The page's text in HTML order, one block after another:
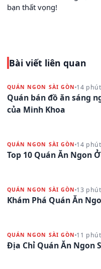
bạn thất vọng!
Bài viết liên quan
QUÁN NGON SÀI GÒN 14
Quán bán đồ ăn sáng
của Minh Khoa
QUÁN NGON SÀI GÒN 14
Top 10 Quán Ăn Ngon
QUÁN NGON SÀI GÒN 13
Khám Phá Quán Ăn
QUÁN NGON SÀI GÒN 11
Địa Chỉ Quán Ăn Ngon